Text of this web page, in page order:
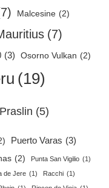
Malcesine (2)
(7)
(3) Osorno Vulkan (2)
(19)
Praslin (5)
Puerto Varas (3)
(2) Punta San Vigilio (1)
de Jere (1) Racchi (1)